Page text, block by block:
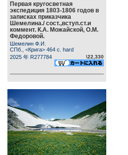
Первая кругосветная
экспедиция 1803-1806 годов в
записках приказчика
Шемелина./ сост.,вступ.ст.и
коммент. К.А. Можайской, О.М.
Федоровой.
Шемелин Ф.И.
СПб., <Крига> 464 c. hard
2025 年 R277784
\22,330